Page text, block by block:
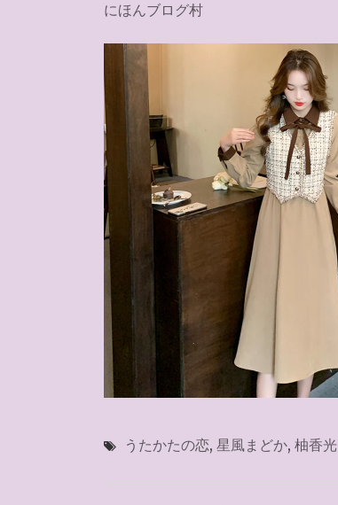
にほんブログ村
うたかたの恋, 星風まどか, 柚香光